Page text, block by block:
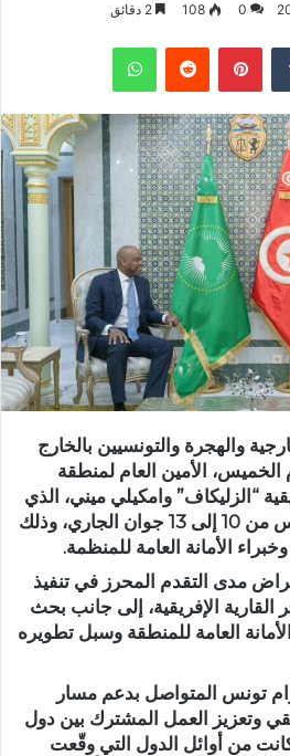
0
108
بينتيريست واتساب
والهجرة والتونسيين بالخارج
الأمين العام لمنطقة
“الزليكاف” وامكيلي ميني، الذي
يؤدي زيارة عمل إلى تونس من 10 إلى 13 جوان الجاري، وذلك
الأمانة العامة للمنظمة.
مدى التقدم المحرز في تنفيذ
القارية الإفريقية، إلى جانب بحث
العامة للمنطقة وسبل تطويره
تونس المتواصل بدعم مسار
وتعزيز العمل المشترك بين دول
من أوائل الدول التي وقّعت